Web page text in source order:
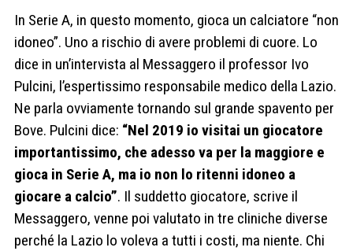
In Serie A, in questo momento, gioca un calciatore “non
idoneo”. Uno a rischio di avere problemi di cuore. Lo
dice in un’intervista al Messaggero il professor Ivo
Pulcini, l’espertissimo responsabile medico della Lazio.
Ne parla ovviamente tornando sul grande spavento per
Bove. Pulcini dice: “Nel 2019 io visitai un giocatore
importantissimo, che adesso va per la maggiore e
gioca in Serie A, ma io non lo ritenni idoneo a
giocare a calcio”. Il suddetto giocatore, scrive il
Messaggero, venne poi valutato in tre cliniche diverse
perché la Lazio lo voleva a tutti i costi, ma niente. Chi